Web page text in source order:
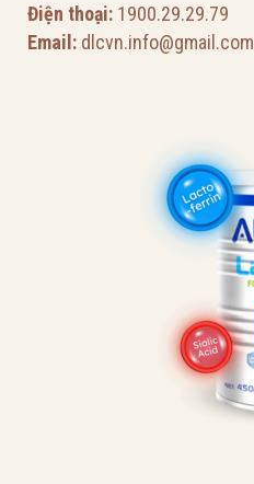
Điện thoại: 1900.29.29.79
Email: dlcvn.info@gmail.com